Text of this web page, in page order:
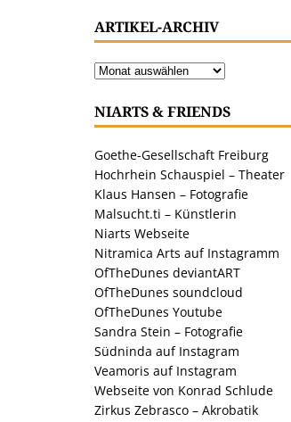
ARTIKEL-ARCHIV
NIARTS & FRIENDS
Goethe-Gesellschaft Freiburg
Hochrhein Schauspiel – Theater
Klaus Hansen – Fotografie
Malsucht.ti – Künstlerin
Niarts Webseite
Nitramica Arts auf Instagramm
OfTheDunes deviantART
OfTheDunes soundcloud
OfTheDunes Youtube
Sandra Stein – Fotografie
Südninda auf Instagram
Veamoris auf Instagram
Webseite von Konrad Schlude
Zirkus Zebrasco – Akrobatik